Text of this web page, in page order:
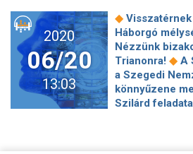
Johnny Deppet
állatok filmből,
legidősebb,
slágerlista
de színesebb
◆ Megérkezett
a TV2-s
Aretha
megmozgatta◆
Dalfesztivál -
2020
06/20
13:03
◆
Háborgó
Nézzünk
Trianonra! ◆ A
a Szegedi
könnyűzene
Szilárd